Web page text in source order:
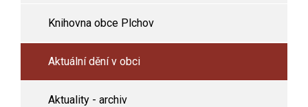
Knihovna obce Plchov
Aktuální dění v obci
Aktuality - archiv